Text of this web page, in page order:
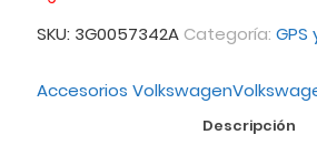
SKU: 3G0057342A Categoría:
Accesorios Volkswagen
Descripción